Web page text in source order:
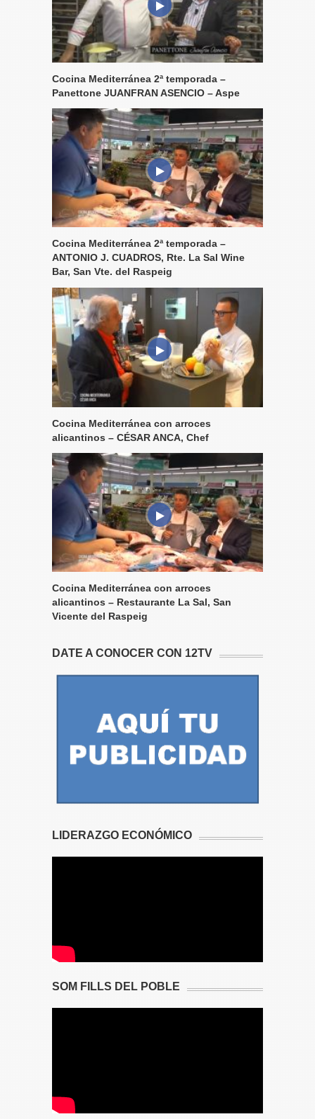
Cocina Mediterránea 2ª temporada –
Panettone JUANFRAN ASENCIO – Aspe
Cocina Mediterránea 2ª temporada –
ANTONIO J. CUADROS, Rte. La Sal Wine
Bar, San Vte. del Raspeig
Cocina Mediterránea con arroces
alicantinos – CÉSAR ANCA, Chef
Cocina Mediterránea con arroces
alicantinos – Restaurante La Sal, San
Vicente del Raspeig
DATE A CONOCER CON 12TV
LIDERAZGO ECONÓMICO
SOM FILLS DEL POBLE